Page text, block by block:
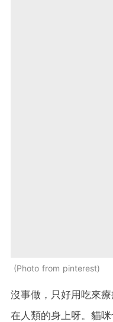
Photo from pinterest
沒事做，只好用吃來
在人類的身上呀。貓